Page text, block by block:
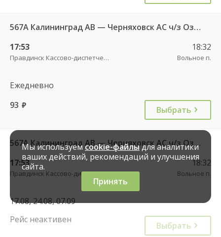
567А Калининград АВ — Черняховск АС ч/з Озерки п., Правдинск КДП, Железнодорожный КДП
17:53
Правдинск Кассово-диспетчерский пункт
18:32
Вольное п.
Ежедневно
93 руб. Выбрать
567А Калининград АВ — Черняховск АС ч/з Озерки п., Правдинск КДП, Железнодорожный КДП
17:53
Правдинск Кассово-диспетчерский пункт
18:32
Вольное п.
17.08, 24.08, 07.09
Рейс неактивен
Выбрать
Мы используемcookie-файлыдля аналитики
ваших действий, рекомендаций и улучшения
сайта.
Принять